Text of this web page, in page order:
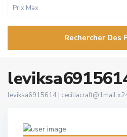
Rechercher Des
leviksa6915614 |